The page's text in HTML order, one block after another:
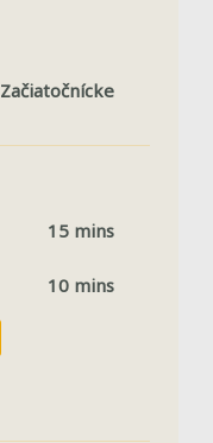
Začiatočnícke
15 mins
10 mins